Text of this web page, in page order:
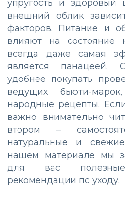
упругость и здоровый
внешний облик
факторов. Питание и
влияют на состояние
всегда даже самая
является панацеей.
удобнее покупать
ведущих бьюти-
народные рецепты.
важно внимательно
втором –
натуральные и
нашем материале мы
для вас
рекомендации по уходу.